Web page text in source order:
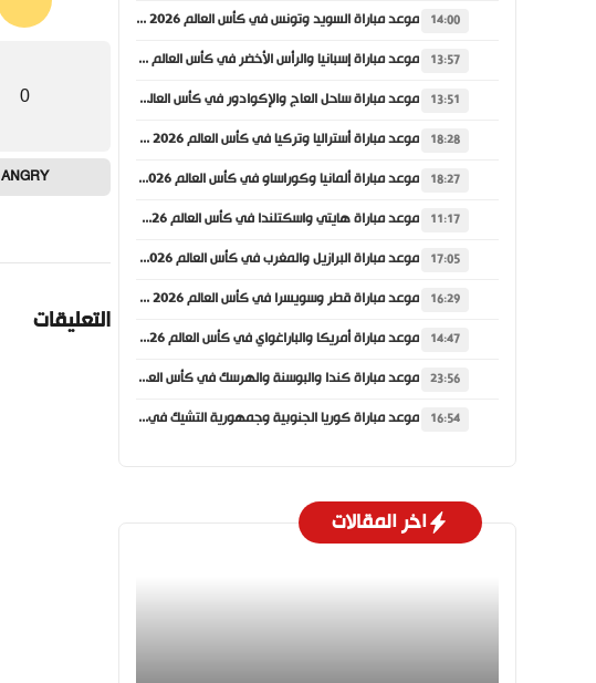
0
ANGRY
التعليقات
14:00 موعد مباراة السويد وتونس في كأس العالم 2026 والقنوات الناقلة
13:57 موعد مباراة إسبانيا والرأس الأخضر في كأس العالم 2026 والقنوات الناقلة
13:51 موعد مباراة ساحل العاج والإكوادور في كأس العالم 2026 والقنوات الناقلة
18:28 موعد مباراة أستراليا وتركيا في كأس العالم 2026 والقنوات الناقلة
18:27 موعد مباراة ألمانيا وكوراساو في كأس العالم 2026 والقنوات الناقلة
11:17 موعد مباراة هايتي واسكتلندا في كأس العالم 2026 والقنوات الناقلة
17:05 موعد مباراة البرازيل والمغرب في كأس العالم 2026 والقنوات الناقلة
16:29 موعد مباراة قطر وسويسرا في كأس العالم 2026 والقنوات الناقلة
14:47 موعد مباراة أمريكا والباراغواي في كأس العالم 2026 والقنوات الناقلة
23:56 موعد مباراة كندا والبوسنة والهرسك في كأس العالم 2026 والقنوات الناقلة
16:54 موعد مباراة كوريا الجنوبية وجمهورية التشيك في كأس العالم 2026 والقنوات الناقلة
اخر المقالات